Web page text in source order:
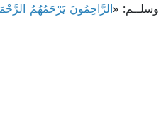
«الرَّاحِمُونَ يَرْحَمُهُمُ